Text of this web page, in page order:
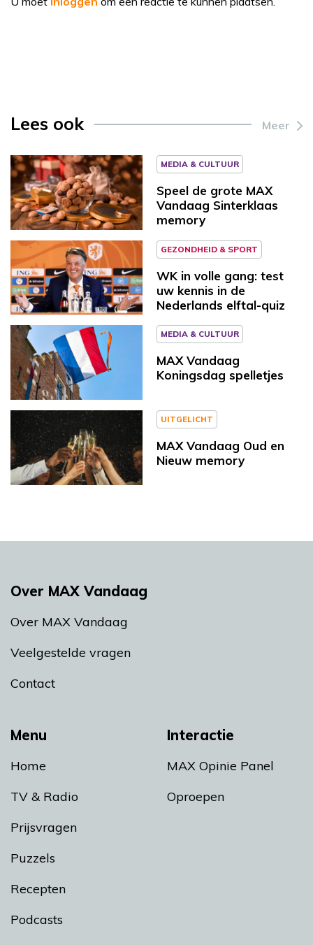
Lees ook Meer
MEDIA & CULTUUR
Speel de grote MAX
Vandaag Sinterklaas
memory
GEZONDHEID & SPORT
WK in volle gang: test
uw kennis in de
Nederlands elftal-quiz
MEDIA & CULTUUR
MAX Vandaag
Koningsdag spelletjes
UITGELICHT
MAX Vandaag Oud en
Nieuw memory
Menu
Home
TV & Radio
Prijsvragen
Puzzels
Recepten
Podcasts
Interactie
MAX Opinie Panel
Oproepen
Over MAX Vandaag
Over MAX Vandaag
Veelgestelde vragen
Contact